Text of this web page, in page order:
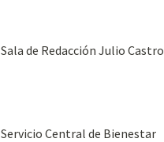
Sala de Redacción Julio Castro
Servicio Central de Bienestar